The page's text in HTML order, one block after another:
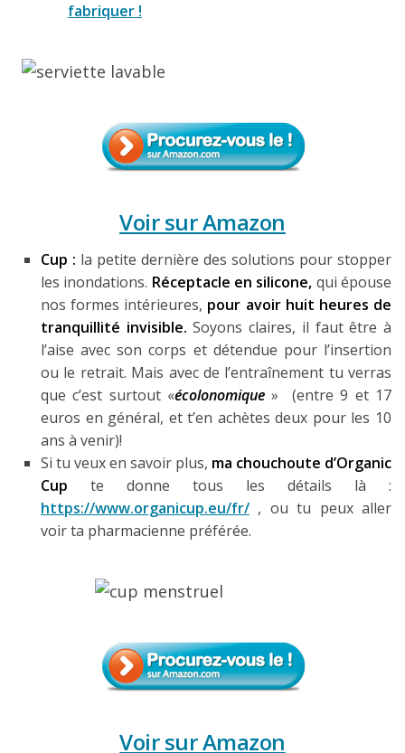
fabriquer !
Voir sur Amazon
Cup : la petite dernière des solutions pour stopper
les inondations. Réceptacle en silicone, qui épouse
nos formes intérieures, pour avoir huit heures de
tranquillité invisible. Soyons claires, il faut être à
l’aise avec son corps et détendue pour l’insertion
ou le retrait. Mais avec de l’entraînement tu verras
que c’est surtout «écolonomique» (entre 9 et 17
euros en général, et t’en achètes deux pour les 10
ans à venir)!
Si tu veux en savoir plus, ma chouchoute d’Organic
Cup te donne tous les détails là :
https://www.organicup.eu/fr/ , ou tu peux aller
voir ta pharmacienne préférée.
Voir sur Amazon